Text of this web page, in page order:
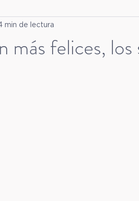
más felices,
min de lectura